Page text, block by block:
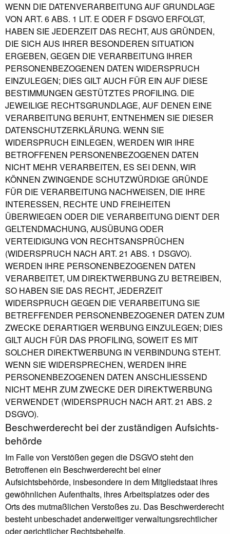
WENN DIE DATENVERARBEITUNG AUF GRUNDLAGE
VON ART. 6 ABS. 1 LIT. E ODER F DSGVO ERFOLGT,
HABEN SIE JEDERZEIT DAS RECHT, AUS GRÜNDEN,
DIE SICH AUS IHRER BESONDEREN SITUATION
ERGEBEN, GEGEN DIE VERARBEITUNG IHRER
PERSONENBEZOGENEN DATEN WIDERSPRUCH
EINZULEGEN; DIES GILT AUCH FÜR EIN AUF DIESE
BESTIMMUNGEN GESTÜTZTES PROFILING. DIE
JEWEILIGE RECHTSGRUNDLAGE, AUF DENEN EINE
VERARBEITUNG BERUHT, ENTNEHMEN SIE DIESER
DATENSCHUTZERKLÄRUNG. WENN SIE
WIDERSPRUCH EINLEGEN, WERDEN WIR IHRE
BETROFFENEN PERSONENBEZOGENEN DATEN
NICHT MEHR VERARBEITEN, ES SEI DENN, WIR
KÖNNEN ZWINGENDE SCHUTZWÜRDIGE GRÜNDE
FÜR DIE VERARBEITUNG NACHWEISEN, DIE IHRE
INTERESSEN, RECHTE UND FREIHEITEN
ÜBERWIEGEN ODER DIE VERARBEITUNG DIENT DER
GELTENDMACHUNG, AUSÜBUNG ODER
VERTEIDIGUNG VON RECHTSANSPRÜCHEN
(WIDERSPRUCH NACH ART. 21 ABS. 1 DSGVO).
WERDEN IHRE PERSONENBEZOGENEN DATEN
VERARBEITET, UM DIREKTWERBUNG ZU BETREIBEN,
SO HABEN SIE DAS RECHT, JEDERZEIT
WIDERSPRUCH GEGEN DIE VERARBEITUNG SIE
BETREFFENDER PERSONENBEZOGENER DATEN ZUM
ZWECKE DERARTIGER WERBUNG EINZULEGEN; DIES
GILT AUCH FÜR DAS PROFILING, SOWEIT ES MIT
SOLCHER DIREKTWERBUNG IN VERBINDUNG STEHT.
WENN SIE WIDERSPRECHEN, WERDEN IHRE
PERSONENBEZOGENEN DATEN ANSCHLIESSEND
NICHT MEHR ZUM ZWECKE DER DIREKTWERBUNG
VERWENDET (WIDERSPRUCH NACH ART. 21 ABS. 2
DSGVO).
Beschwerde­recht bei der zuständigen Aufsichts­
behörde
Im Falle von Verstößen gegen die DSGVO steht den
Betroffenen ein Beschwerderecht bei einer
Aufsichtsbehörde, insbesondere in dem Mitgliedstaat ihres
gewöhnlichen Aufenthalts, ihres Arbeitsplatzes oder des
Orts des mutmaßlichen Verstoßes zu. Das Beschwerderecht
besteht unbeschadet anderweitiger verwaltungsrechtlicher
oder gerichtlicher Rechtsbehelfe.